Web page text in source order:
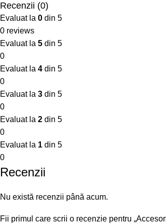
Recenzii (0)
Evaluat la 0 din 5
0 reviews
Evaluat la 5 din 5
0
Evaluat la 4 din 5
0
Evaluat la 3 din 5
0
Evaluat la 2 din 5
0
Evaluat la 1 din 5
0
Recenzii
Nu există recenzii până acum.
Fii primul care scrii o recenzie pentru